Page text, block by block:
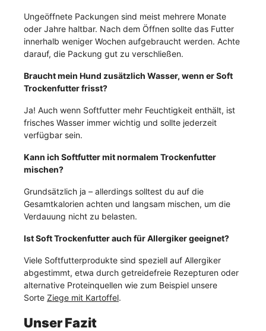
Ungeöffnete Packungen sind meist mehrere Monate
oder Jahre haltbar. Nach dem Öffnen sollte das Futter
innerhalb weniger Wochen aufgebraucht werden. Achte
darauf, die Packung gut zu verschließen.
Braucht mein Hund zusätzlich Wasser, wenn er Soft
Trockenfutter frisst?
Ja! Auch wenn Softfutter mehr Feuchtigkeit enthält, ist
frisches Wasser immer wichtig und sollte jederzeit
verfügbar sein.
Kann ich Softfutter mit normalem Trockenfutter
mischen?
Grundsätzlich ja – allerdings solltest du auf die
Gesamtkalorien achten und langsam mischen, um die
Verdauung nicht zu belasten.
Ist Soft Trockenfutter auch für Allergiker geeignet?
Viele Softfutterprodukte sind speziell auf Allergiker
abgestimmt, etwa durch getreidefreie Rezepturen oder
alternative Proteinquellen wie zum Beispiel unsere
Sorte Ziege mit Kartoffel.
Unser Fazit